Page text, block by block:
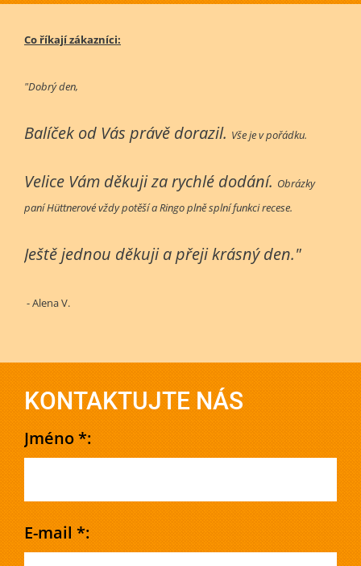
Co říkají zákazníci:
"Dobrý den,
Balíček od Vás právě dorazil. Vše je v pořádku.
Velice Vám děkuji za rychlé dodání. Obrázky
paní Hüttnerové vždy potěší a Ringo plně splní funkci recese.
Ještě jednou děkuji a přeji krásný den."
- Alena V.
KONTAKTUJTE NÁS
Jméno *:
E-mail *: